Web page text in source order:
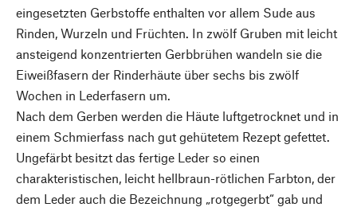
eingesetzten Gerbstoffe enthalten vor allem Sude aus
Rinden, Wurzeln und Früchten. In zwölf Gruben mit leicht
ansteigend konzentrierten Gerbbrühen wandeln sie die
Eiweißfasern der Rinderhäute über sechs bis zwölf
Wochen in Lederfasern um.
Nach dem Gerben werden die Häute luftgetrocknet und in
einem Schmierfass nach gut gehütetem Rezept gefettet.
Ungefärbt besitzt das fertige Leder so einen
charakteristischen, leicht hellbraun-rötlichen Farbton, der
dem Leder auch die Bezeichnung „rotgegerbt“ gab und